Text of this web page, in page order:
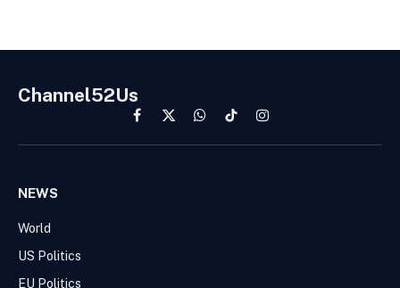
Channel52Us
Facebook
X
(Twitter)
WhatsApp
TikTokInstagram
NEWS
World
US Politics
EU Politics